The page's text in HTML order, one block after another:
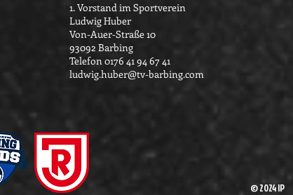
1. Vorstand im Sportverein
Ludwig Huber
Von-Auer-Straße 10
93092 Barbing
Telefon 0176 41 94 67 41
ludwig.huber@tv-barbing.com
© 2024 IP